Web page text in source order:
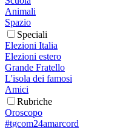
Animali
Spazio
Speciali
Elezioni Italia
Elezioni estero
Grande Fratello
L'isola dei famosi
Amici
Rubriche
Oroscopo
#tgcom24amarcord